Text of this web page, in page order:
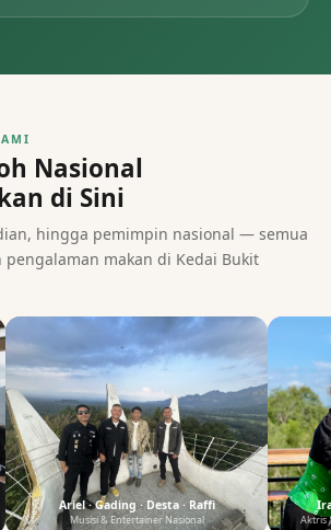
Nasional
di Sini
hingga pemimpin nasional — semua
pengalaman makan di Kedai Bukit
⭐
Ariel · Gading · Desta · Raffi
Ariel · Gading · Desta · Raffi
Musisi & Entertainer Nasional
Ira
Aktris